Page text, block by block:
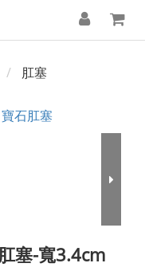
肛塞
塞-寬3.4cm